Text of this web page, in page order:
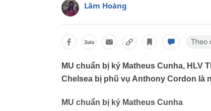
Lâm Hoàng
MU chuẩn bị ký Matheus Cunha, HLV
Chelsea bị phũ vụ Anthony Cordon là
MU chuẩn bị ký Matheus Cunha